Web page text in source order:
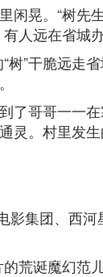
晃。“树先
人远在省城办
”干脆远走
哥哥一一
。村里发
集团、西
荒诞魔幻范